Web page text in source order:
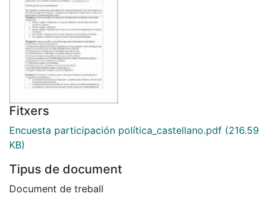
Fitxers
Encuesta participación política_castellano.pdf (216.59
KB)
Tipus de document
Document de treball